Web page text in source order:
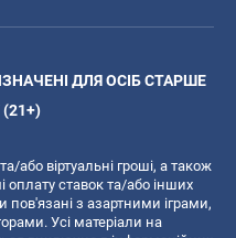
ДЛЯ ОСІБ СТАРШЕ
або віртуальні гроші, а також
ставок та/або інших
пов'язані з азартними іграми,
Усі матеріали на